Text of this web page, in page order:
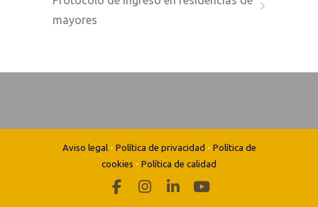
mayores
Aviso legal- Política de privacidad - Política de
cookies - Política de calidad